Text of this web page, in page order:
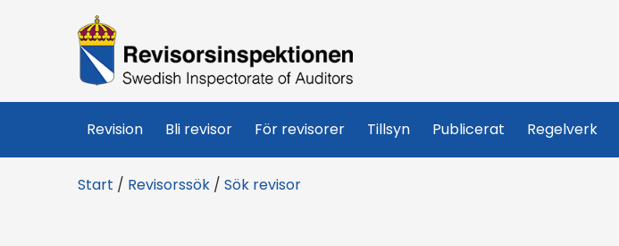
R
e
v
i
Revision Bli revisor För revisorer Tillsyn Publicerat Regelverk
Start / Revisorssök / Sök revisor